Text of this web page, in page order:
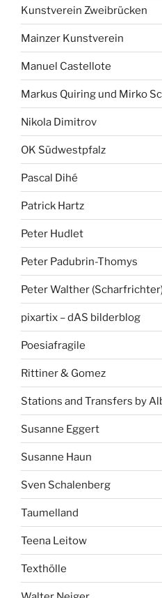
Kunstverein Zweibrücken
Mainzer Kunstverein
Manuel Castellote
Markus Quiring und Mirko
Nikola Dimitrov
OK Südwestpfalz
Pascal Dihé
Patrick Hartz
Peter Hudlet
Peter Padubrin-Thomys
Peter Walther
pixartix – dAS bilderblog
Poesiafragile
Rittiner & Gomez
Stations and Transfers by
Susanne Eggert
Susanne Haun
Sven Schalenberg
Taumelland
Teena Leitow
Texthölle